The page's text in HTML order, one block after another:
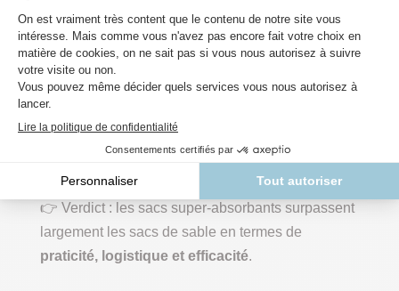
Poids à sec
Transport
Difficile Ultra facile
Installation
Longue et
Rapide et automatique
Stockage Volumineux
RéutilisationRare
Conservables 5 à 10 ans
Propreté
Salissant
Propre et sans débris
👉 Verdict : les sacs super-absorbants surpassent
largement les sacs de sable en termes de
praticité, logistique et efficacité.